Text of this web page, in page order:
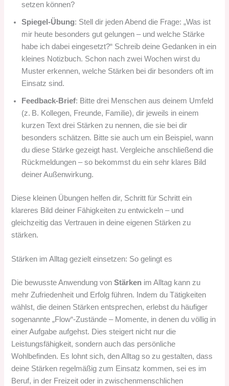
setzen können?
Spiegel-Übung: Stell dir jeden Abend die Frage: „Was ist
mir heute besonders gut gelungen – und welche Stärke
habe ich dabei eingesetzt?“ Schreib deine Gedanken in ein
kleines Notizbuch. Schon nach zwei Wochen wirst du
Muster erkennen, welche Stärken bei dir besonders oft im
Einsatz sind.
Feedback-Brief: Bitte drei Menschen aus deinem Umfeld
(z. B. Kollegen, Freunde, Familie), dir jeweils in einem
kurzen Text drei Stärken zu nennen, die sie bei dir
besonders schätzen. Bitte sie auch um ein Beispiel, wann
du diese Stärke gezeigt hast. Vergleiche anschließend die
Rückmeldungen – so bekommst du ein sehr klares Bild
deiner Außenwirkung.
Diese kleinen Übungen helfen dir, Schritt für Schritt ein
klareres Bild deiner Fähigkeiten zu entwickeln – und
gleichzeitig das Vertrauen in deine eigenen Stärken zu
stärken.
Stärken im Alltag gezielt einsetzen: So gelingt es
Die bewusste Anwendung vonStärken im Alltag kann zu
mehr Zufriedenheit und Erfolg führen. Indem du Tätigkeiten
wählst, die deinen Stärken entsprechen, erlebst du häufiger
sogenannte „Flow“-Zustände – Momente, in denen du völlig in
einer Aufgabe aufgehst. Dies steigert nicht nur die
Leistungsfähigkeit, sondern auch das persönliche
Wohlbefinden. Es lohnt sich, den Alltag so zu gestalten, dass
deine Stärken regelmäßig zum Einsatz kommen, sei es im
Beruf, in der Freizeit oder in zwischenmenschlichen